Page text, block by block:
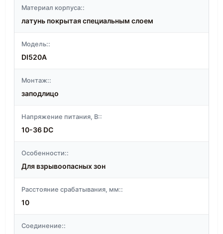
Материал корпуса::
латунь покрытая специальным слоем
Модель::
DI520A
Монтаж::
заподлицо
Напряжение питания, В::
10-36 DC
Особенности::
Для взрывоопасных зон
Расстояние срабатывания, мм::
10
Соединение::